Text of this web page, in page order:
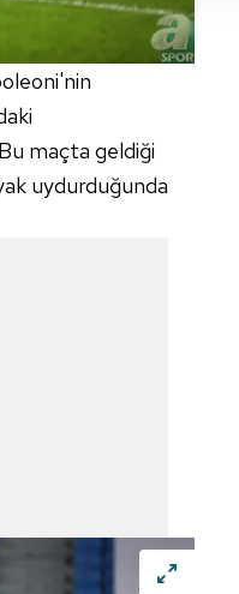
açık rızanız dahilinde
Çerezlere
Aydınlatma Metnimizi
tıklayınız.
maçta geldiği
uydurduğunda